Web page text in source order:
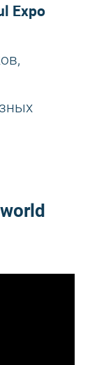
Expo